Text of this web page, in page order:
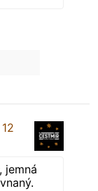
jemná